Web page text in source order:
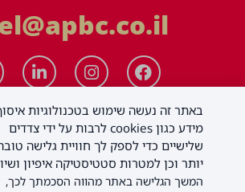
באתר זה נעשה שימוש בטכנולוגיות
מידע כגון cookies לרבות על ידי צדדים
שלישיים כדי לספק לך חוויית גלישה
יותר וכן למטרות סטטיסטיקה איפיון
המשך הגלישה באתר מהווה הסכמתך לכך,